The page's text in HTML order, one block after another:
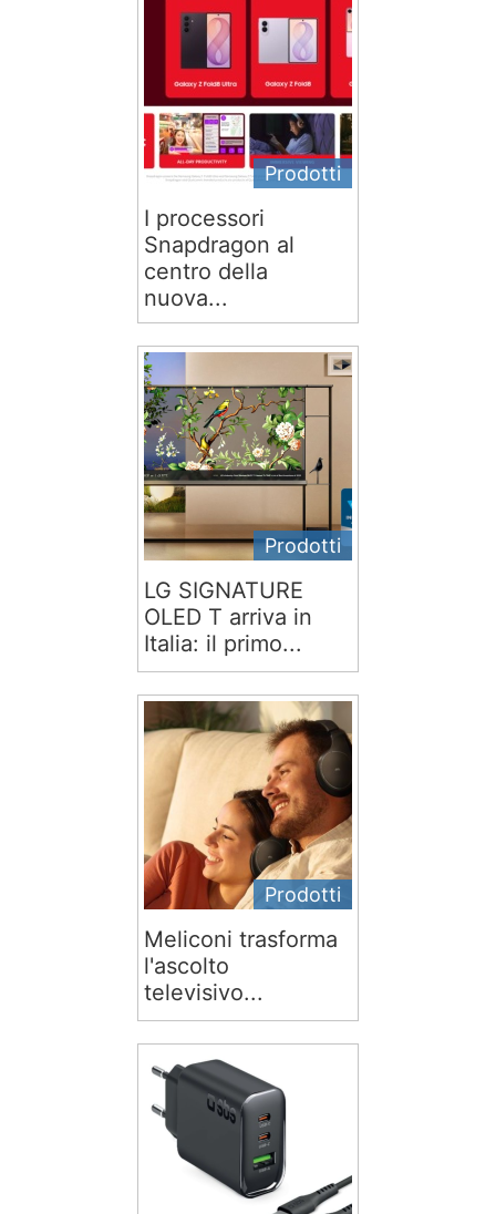
Prodotti
I processori
Snapdragon al
centro della
nuova...
Prodotti
LG SIGNATURE
OLED T arriva in
Italia: il primo...
Prodotti
Meliconi trasforma
l'ascolto
televisivo...